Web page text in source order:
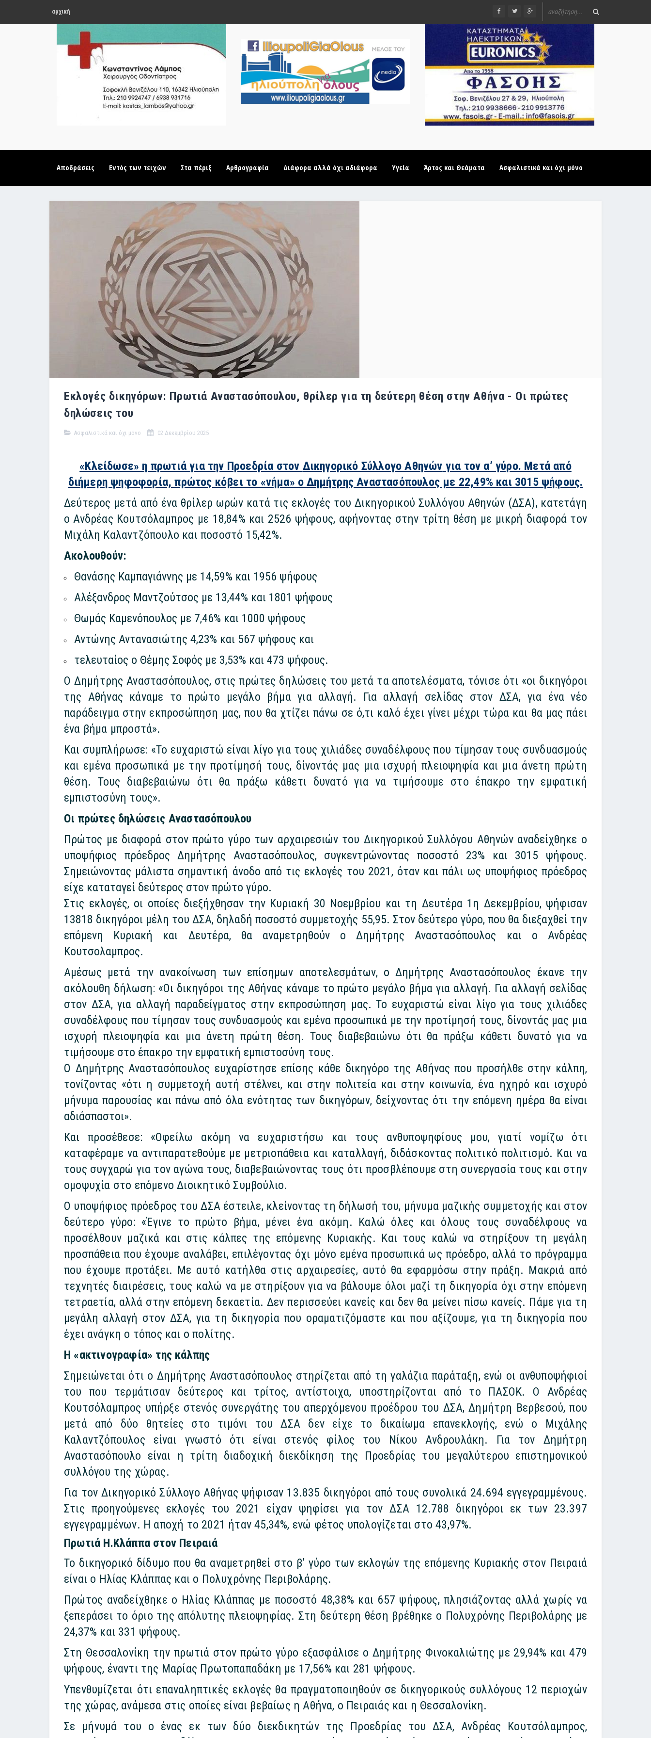
αρχική
Αποδράσεις Εντός των τειχών Στα πέριξ Αρθρογραφία Διάφορα αλλά όχι αδιάφορα Υγεία Άρτος και Θεάματα Ασφαλιστικά και όχι μόνο
Εκλογές δικηγόρων: Πρωτιά Αναστασόπουλου, θρίλερ για τη δεύτερη θέση στην Αθήνα - Οι πρώτες
δηλώσεις του
Ασφαλιστικά και όχι μόνο 02 Δεκεμβρίου 2025
«Κλείδωσε» η πρωτιά για την Προεδρία στον Δικηγορικό Σύλλογο Αθηνών για τον α’ γύρο. Μετά από
διήμερη ψηφοφορία, πρώτος κόβει το «νήμα» ο Δημήτρης Αναστασόπουλος με 22,49% και 3015 ψήφους.
Δεύτερος μετά από ένα θρίλερ ωρών κατά τις εκλογές του Δικηγορικού Συλλόγου Αθηνών (ΔΣΑ), κατετάγη
ο Ανδρέας Κουτσόλαμπρος με 18,84% και 2526 ψήφους, αφήνοντας στην τρίτη θέση με μικρή διαφορά τον
Μιχάλη Καλαντζόπουλο και ποσοστό 15,42%.
Ακολουθούν:
Θανάσης Καμπαγιάννης με 14,59% και 1956 ψήφους
Αλέξανδρος Μαντζούτσος με 13,44% και 1801 ψήφους
Θωμάς Καμενόπουλος με 7,46% και 1000 ψήφους
Αντώνης Αντανασιώτης 4,23% και 567 ψήφους και
τελευταίος ο Θέμης Σοφός με 3,53% και 473 ψήφους.
Ο Δημήτρης Αναστασόπουλος, στις πρώτες δηλώσεις του μετά τα αποτελέσματα, τόνισε ότι «οι δικηγόροι
της Αθήνας κάναμε το πρώτο μεγάλο βήμα για αλλαγή. Για αλλαγή σελίδας στον ΔΣΑ, για ένα νέο
παράδειγμα στην εκπροσώπηση μας, που θα χτίζει πάνω σε ό,τι καλό έχει γίνει μέχρι τώρα και θα μας πάει
ένα βήμα μπροστά».
Και συμπλήρωσε: «Το ευχαριστώ είναι λίγο για τους χιλιάδες συναδέλφους που τίμησαν τους συνδυασμούς
και εμένα προσωπικά με την προτίμησή τους, δίνοντάς μας μια ισχυρή πλειοψηφία και μια άνετη πρώτη
θέση. Τους διαβεβαιώνω ότι θα πράξω κάθετι δυνατό για να τιμήσουμε στο έπακρο την εμφατική
εμπιστοσύνη τους».
Οι πρώτες δηλώσεις Αναστασόπουλου
Πρώτος με διαφορά στον πρώτο γύρο των αρχαιρεσιών του Δικηγορικού Συλλόγου Αθηνών αναδείχθηκε ο
υποψήφιος πρόεδρος Δημήτρης Αναστασόπουλος, συγκεντρώνοντας ποσοστό 23% και 3015 ψήφους.
Σημειώνοντας μάλιστα σημαντική άνοδο από τις εκλογές του 2021, όταν και πάλι ως υποψήφιος πρόεδρος
είχε καταταγεί δεύτερος στον πρώτο γύρο.
Στις εκλογές, οι οποίες διεξήχθησαν την Κυριακή 30 Νοεμβρίου και τη Δευτέρα 1η Δεκεμβρίου, ψήφισαν
13818 δικηγόροι μέλη του ΔΣΑ, δηλαδή ποσοστό συμμετοχής 55,95. Στον δεύτερο γύρο, που θα διεξαχθεί την
επόμενη Κυριακή και Δευτέρα, θα αναμετρηθούν ο Δημήτρης Αναστασόπουλος και ο Ανδρέας
Κουτσολαμπρος.
Αμέσως μετά την ανακοίνωση των επίσημων αποτελεσμάτων, ο Δημήτρης Αναστασόπουλος έκανε την
ακόλουθη δήλωση: «Οι δικηγόροι της Αθήνας κάναμε το πρώτο μεγάλο βήμα για αλλαγή. Για αλλαγή σελίδας
στον ΔΣΑ, για αλλαγή παραδείγματος στην εκπροσώπηση μας. Το ευχαριστώ είναι λίγο για τους χιλιάδες
συναδέλφους που τίμησαν τους συνδυασμούς και εμένα προσωπικά με την προτίμησή τους, δίνοντάς μας μια
ισχυρή πλειοψηφία και μια άνετη πρώτη θέση. Τους διαβεβαιώνω ότι θα πράξω κάθετι δυνατό για να
τιμήσουμε στο έπακρο την εμφατική εμπιστοσύνη τους.
Ο Δημήτρης Αναστασόπουλος ευχαρίστησε επίσης κάθε δικηγόρο της Αθήνας που προσήλθε στην κάλπη,
τονίζοντας «ότι η συμμετοχή αυτή στέλνει, και στην πολιτεία και στην κοινωνία, ένα ηχηρό και ισχυρό
μήνυμα παρουσίας και πάνω από όλα ενότητας των δικηγόρων, δείχνοντας ότι την επόμενη ημέρα θα είναι
αδιάσπαστοι».
Και προσέθεσε: «Οφείλω ακόμη να ευχαριστήσω και τους ανθυποψηφίους μου, γιατί νομίζω ότι
καταφέραμε να αντιπαρατεθούμε με μετριοπάθεια και καταλλαγή, διδάσκοντας πολιτικό πολιτισμό. Και να
τους συγχαρώ για τον αγώνα τους, διαβεβαιώνοντας τους ότι προσβλέπουμε στη συνεργασία τους και στην
ομοψυχία στο επόμενο Διοικητικό Συμβούλιο.
Ο υποψήφιος πρόεδρος του ΔΣΑ έστειλε, κλείνοντας τη δήλωσή του, μήνυμα μαζικής συμμετοχής και στον
δεύτερο γύρο: «Έγινε το πρώτο βήμα, μένει ένα ακόμη. Καλώ όλες και όλους τους συναδέλφους να
προσέλθουν μαζικά και στις κάλπες της επόμενης Κυριακής. Και τους καλώ να στηρίξουν τη μεγάλη
προσπάθεια που έχουμε αναλάβει, επιλέγοντας όχι μόνο εμένα προσωπικά ως πρόεδρο, αλλά το πρόγραμμα
που έχουμε προτάξει. Με αυτό κατήλθα στις αρχαιρεσίες, αυτό θα εφαρμόσω στην πράξη. Μακριά από
τεχνητές διαιρέσεις, τους καλώ να με στηρίξουν για να βάλουμε όλοι μαζί τη δικηγορία όχι στην επόμενη
τετραετία, αλλά στην επόμενη δεκαετία. Δεν περισσεύει κανείς και δεν θα μείνει πίσω κανείς. Πάμε για τη
μεγάλη αλλαγή στον ΔΣΑ, για τη δικηγορία που οραματιζόμαστε και που αξίζουμε, για τη δικηγορία που
έχει ανάγκη ο τόπος και ο πολίτης.
Η «ακτινογραφία» της κάλπης
Σημειώνεται ότι ο Δημήτρης Αναστασόπουλος στηρίζεται από τη γαλάζια παράταξη, ενώ οι ανθυποψήφιοί
του που τερμάτισαν δεύτερος και τρίτος, αντίστοιχα, υποστηρίζονται από το ΠΑΣΟΚ. Ο Ανδρέας
Κουτσόλαμπρος υπήρξε στενός συνεργάτης του απερχόμενου προέδρου του ΔΣΑ, Δημήτρη Βερβεσού, που
μετά από δύο θητείες στο τιμόνι του ΔΣΑ δεν είχε το δικαίωμα επανεκλογής, ενώ ο Μιχάλης
Καλαντζόπουλος είναι γνωστό ότι είναι στενός φίλος του Νίκου Ανδρουλάκη. Για τον Δημήτρη
Αναστασόπουλο είναι η τρίτη διαδοχική διεκδίκηση της Προεδρίας του μεγαλύτερου επιστημονικού
συλλόγου της χώρας.
Για τον Δικηγορικό Σύλλογο Αθήνας ψήφισαν 13.835 δικηγόροι από τους συνολικά 24.694 εγγεγραμμένους.
Στις προηγούμενες εκλογές του 2021 είχαν ψηφίσει για τον ΔΣΑ 12.788 δικηγόροι εκ των 23.397
εγγεγραμμένων. Η αποχή το 2021 ήταν 45,34%, ενώ φέτος υπολογίζεται στο 43,97%.
Πρωτιά Η.Κλάππα στον Πειραιά
Το δικηγορικό δίδυμο που θα αναμετρηθεί στο β’ γύρο των εκλογών της επόμενης Κυριακής στον Πειραιά
είναι ο Ηλίας Κλάππας και ο Πολυχρόνης Περιβολάρης.
Πρώτος αναδείχθηκε ο Ηλίας Κλάππας με ποσοστό 48,38% και 657 ψήφους, πλησιάζοντας αλλά χωρίς να
ξεπεράσει το όριο της απόλυτης πλειοψηφίας. Στη δεύτερη θέση βρέθηκε ο Πολυχρόνης Περιβολάρης με
24,37% και 331 ψήφους.
Στη Θεσσαλονίκη την πρωτιά στον πρώτο γύρο εξασφάλισε ο Δημήτρης Φινοκαλιώτης με 29,94% και 479
ψήφους, έναντι της Μαρίας Πρωτοπαπαδάκη με 17,56% και 281 ψήφους.
Υπενθυμίζεται ότι επαναληπτικές εκλογές θα πραγματοποιηθούν σε δικηγορικούς συλλόγους 12 περιοχών
της χώρας, ανάμεσα στις οποίες είναι βεβαίως η Αθήνα, ο Πειραιάς και η Θεσσαλονίκη.
Σε μήνυμά του ο ένας εκ των δύο διεκδικητών της Προεδρίας του ΔΣΑ, Ανδρέας Κουτσόλαμπρος,